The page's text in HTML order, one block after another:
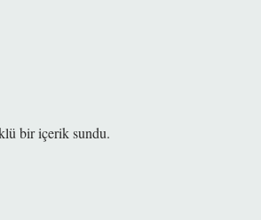
bir içerik sundu.